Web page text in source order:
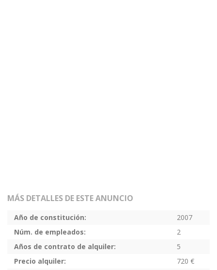
MÁS DETALLES DE ESTE ANUNCIO
Año de constitución:
2007
Núm. de empleados:
2
Años de contrato de alquiler:
5
Precio alquiler:
720 €